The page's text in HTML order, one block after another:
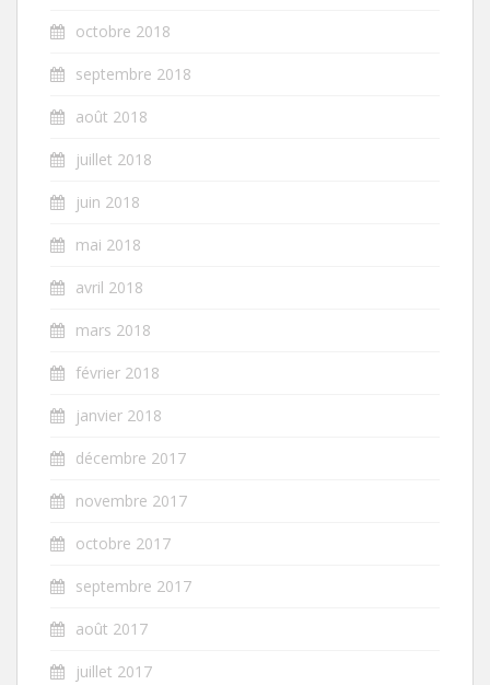
octobre 2018
septembre 2018
août 2018
juillet 2018
juin 2018
mai 2018
avril 2018
mars 2018
février 2018
janvier 2018
décembre 2017
novembre 2017
octobre 2017
septembre 2017
août 2017
juillet 2017